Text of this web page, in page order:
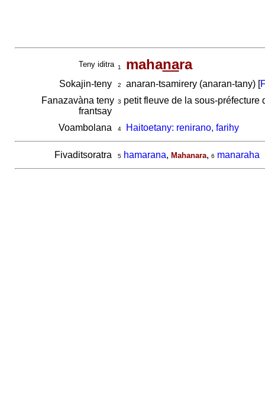
Teny iditra 1 mahanara
Sokajin-teny 2 anaran-tsamirery (anaran-tany) [
Fanazavàna teny
frantsay
3 petit fleuve de la sous-préfecture
Voambolana 4 Haitoetany: renirano, farihy
Fivaditsoratra 5 hamarana, Mahanara, 6 manaraha